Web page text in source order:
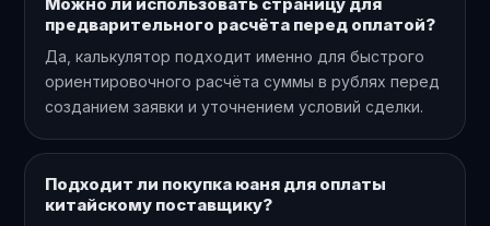
предварительного расчёта перед оплатой?
Да, калькулятор подходит именно для быстрого
ориентировочного расчёта суммы в рублях перед
созданием заявки и уточнением условий сделки.
Подходит ли покупка юаня для оплаты
китайскому поставщику?